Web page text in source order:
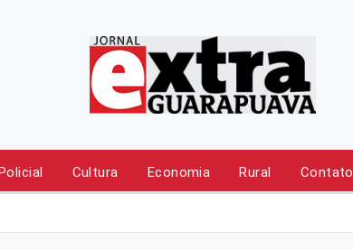
Cultura Economia Rural Contato